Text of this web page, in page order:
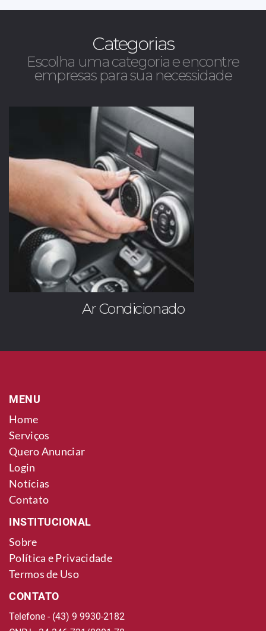
Categorias
Escolha uma categoria e encontre
empresas para sua necessidade
Ar Condicionado
MENU
Home
Serviços
Quero Anunciar
Login
Notícias
Contato
INSTITUCIONAL
Sobre
Política e Privacidade
Termos de Uso
CONTATO
Telefone - (43) 9 9930-2182